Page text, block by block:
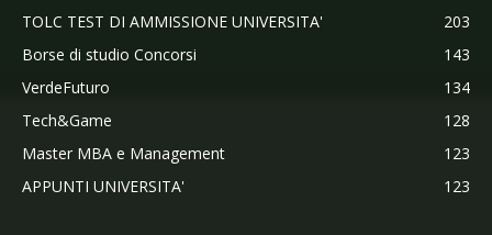
TOLC TEST DI AMMISSIONE UNIVERSITA'
203
Borse di studio Concorsi
143
VerdeFuturo
134
Tech&Game
128
Master MBA e Management
123
APPUNTI UNIVERSITA'
123